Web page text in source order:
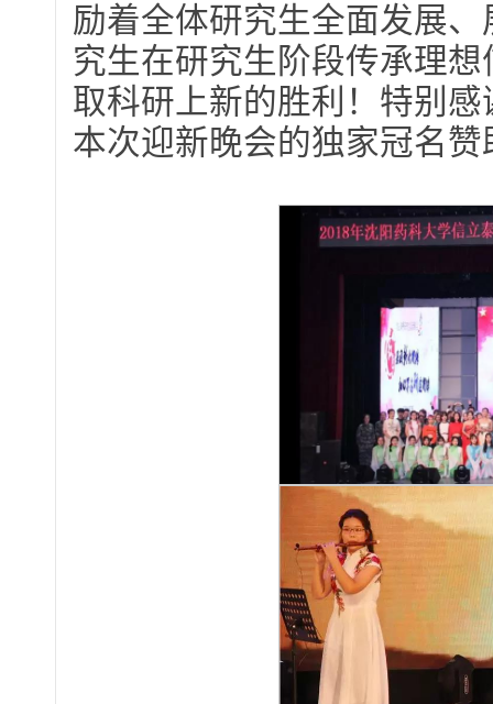
励着全体研究生全面发展
究生在研究生阶段传承理
取科研上新的胜利！特别
本次迎新晚会的独家冠名赞